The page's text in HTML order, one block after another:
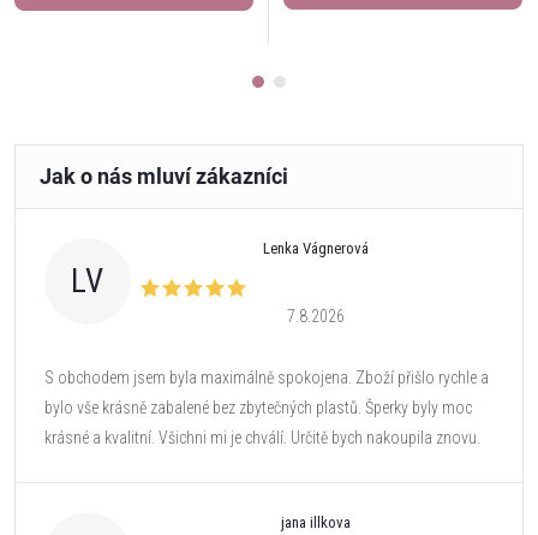
LV
Lenka Vágnerová
7.8.2026
S obchodem jsem byla maximálně spokojena. Zboží přišlo rychle a
bylo vše krásně zabalené bez zbytečných plastů. Šperky byly moc
krásné a kvalitní. Všichni mi je chválí. Určitě bych nakoupila znovu.
jana illkova